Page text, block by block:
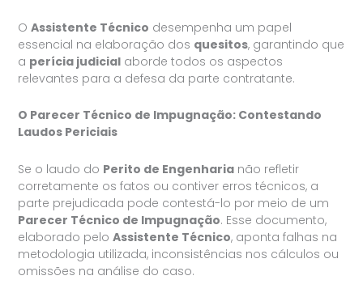
OAssistente Técnico desempenha um papel
essencial na elaboração dos quesitos, garantindo que
a perícia judicial aborde todos os aspectos
relevantes para a defesa da parte contratante.
O Parecer Técnico de Impugnação: Contestando
Laudos Periciais
Se o laudo do Perito de Engenharia não refletir
corretamente os fatos ou contiver erros técnicos, a
parte prejudicada pode contestá-lo por meio de um
Parecer Técnico de Impugnação. Esse documento,
elaborado peloAssistente Técnico, aponta falhas na
metodologia utilizada, inconsistências nos cálculos ou
omissões na análise do caso.